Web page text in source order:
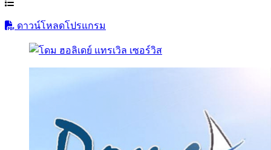
ดาวน์โหลดโปรแกรม